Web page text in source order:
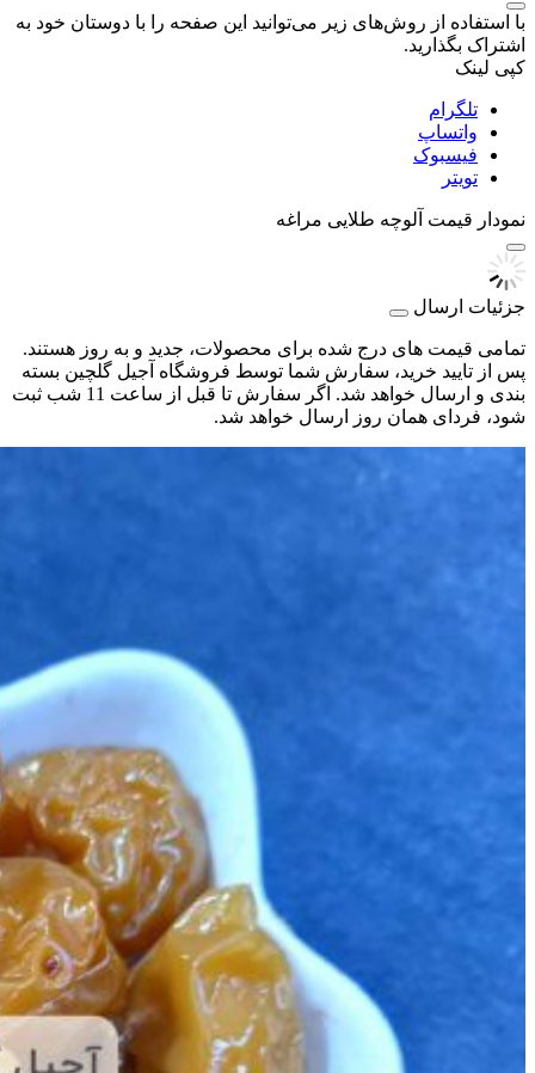
با استفاده از روش‌های زیر می‌توانید این صفحه را با دوستان خود به
اشتراک بگذارید.
کپی لینک
تلگرام
واتساپ
فیسبوک
تویتر
نمودار قیمت آلوچه طلایی مراغه
جزئیات ارسال
تمامی قیمت های درج شده برای محصولات، جدید و به روز هستند.
پس از تایید خرید، سفارش شما توسط فروشگاه آجیل گلچین بسته
بندی و ارسال خواهد شد. اگر سفارش تا قبل از ساعت 11 شب ثبت
شود، فردای همان روز ارسال خواهد شد.